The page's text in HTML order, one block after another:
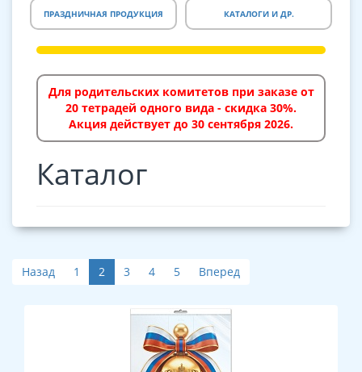
ПРАЗДНИЧНАЯ ПРОДУКЦИЯ КАТАЛОГИ И ДР.
Для родительских комитетов при заказе от
20 тетрадей одного вида - скидка 30%.
Акция действует до 30 сентября 2026.
Каталог
Назад 1 2 3 4 5 Вперед